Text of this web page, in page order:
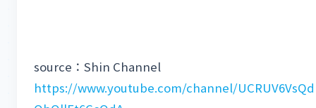
source：Shin Channel
https://www.youtube.com/channel/